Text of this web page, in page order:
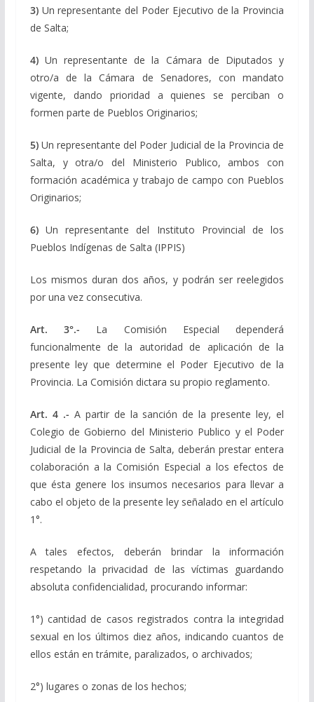
3)Un representante del Poder Ejecutivo de la Provincia
de Salta;
4)Un representante de la Cámara de Diputados y
otro/a de la Cámara de Senadores, con mandato
vigente, dando prioridad a quienes se perciban o
formen parte de Pueblos Originarios;
5)Un representante del Poder Judicial de la Provincia de
Salta, y otra/o del Ministerio Publico, ambos con
formación académica y trabajo de campo con Pueblos
Originarios;
6)Un representante del Instituto Provincial de los
Pueblos Indígenas de Salta (IPPIS)
Los mismos duran dos años, y podrán ser reelegidos
por una vez consecutiva.
Art. 3°.- La Comisión Especial dependerá
funcionalmente de la autoridad de aplicación de la
presente ley que determine el Poder Ejecutivo de la
Provincia. La Comisión dictara su propio reglamento.
Art. 4 .- A partir de la sanción de la presente ley, el
Colegio de Gobierno del Ministerio Publico y el Poder
Judicial de la Provincia de Salta, deberán prestar entera
colaboración a la Comisión Especial a los efectos de
que ésta genere los insumos necesarios para llevar a
cabo el objeto de la presente ley señalado en el artículo
1°.
A tales efectos, deberán brindar la información
respetando la privacidad de las víctimas guardando
absoluta confidencialidad, procurando informar:
1°) cantidad de casos registrados contra la integridad
sexual en los últimos diez años, indicando cuantos de
ellos están en trámite, paralizados, o archivados;
2°) lugares o zonas de los hechos;